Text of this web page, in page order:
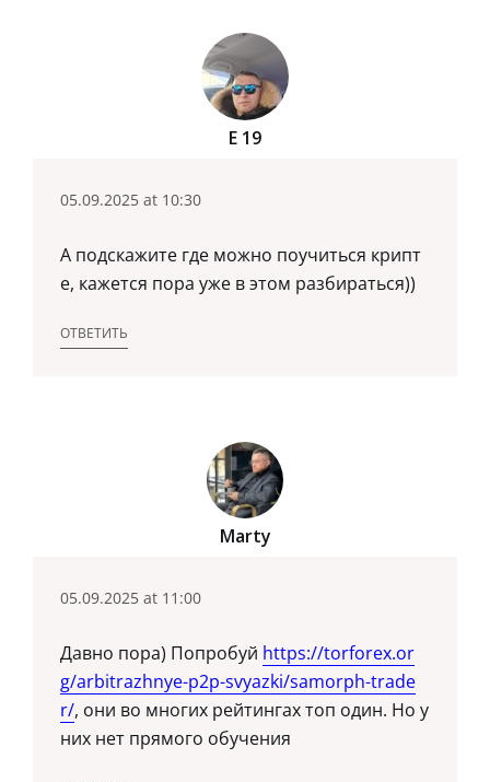
Е 19
05.09.2025 at 10:30
А подскажите где можно поучиться крипт
е, кажется пора уже в этом разбираться))
ОТВЕТИТЬ
Marty
05.09.2025 at 11:00
Давно пора) Попробуй https://torforex.or
g/arbitrazhnye-p2p-svyazki/samorph-trade
r/, они во многих рейтингах топ один. Но у
них нет прямого обучения